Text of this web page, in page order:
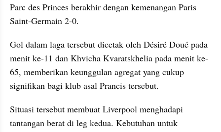
Parc des Princes berakhir dengan kemenangan Paris
Saint-Germain 2-0.
Gol dalam laga tersebut dicetak oleh Désiré Doué pada
menit ke-11 dan Khvicha Kvaratskhelia pada menit ke-
65, memberikan keunggulan agregat yang cukup
signifikan bagi klub asal Prancis tersebut.
Situasi tersebut membuat Liverpool menghadapi
tantangan berat di leg kedua. Kebutuhan untuk